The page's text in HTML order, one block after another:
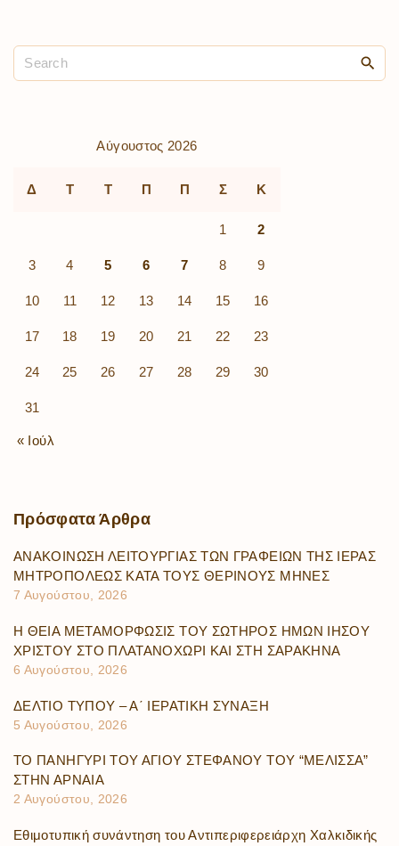
Αύγουστος 2026
Δ Τ Τ Π Π Σ Κ
1 2
3 4 5 6 7 8 9
10 11 12 13 14 15 16
17 18 19 20 21 22 23
24 25 26 27 28 29 30
31
« Ιούλ
Πρόσφατα Άρθρα
ΑΝΑΚΟΙΝΩΣΗ ΛΕΙΤΟΥΡΓΙΑΣ ΤΩΝ ΓΡΑΦΕΙΩΝ ΤΗΣ ΙΕΡΑΣ
ΜΗΤΡΟΠΟΛΕΩΣ ΚΑΤΑ ΤΟΥΣ ΘΕΡΙΝΟΥΣ ΜΗΝΕΣ
7 Αυγούστου, 2026
Η ΘΕΙΑ ΜΕΤΑΜΟΡΦΩΣΙΣ ΤΟΥ ΣΩΤΗΡΟΣ ΗΜΩΝ ΙΗΣΟΥ
ΧΡΙΣΤΟΥ ΣΤΟ ΠΛΑΤΑΝΟΧΩΡΙ ΚΑΙ ΣΤΗ ΣΑΡΑΚΗΝΑ
6 Αυγούστου, 2026
ΔΕΛΤΙΟ ΤΥΠΟΥ – Α΄ ΙΕΡΑΤΙΚΗ ΣΥΝΑΞΗ
5 Αυγούστου, 2026
ΤΟ ΠΑΝΗΓΥΡΙ ΤΟΥ ΑΓΙΟΥ ΣΤΕΦΑΝΟΥ ΤΟΥ “ΜΕΛΙΣΣΑ”
ΣΤΗΝ ΑΡΝΑΙΑ
2 Αυγούστου, 2026
Εθιμοτυπική συνάντηση του Αντιπεριφερειάρχη Χαλκιδικής